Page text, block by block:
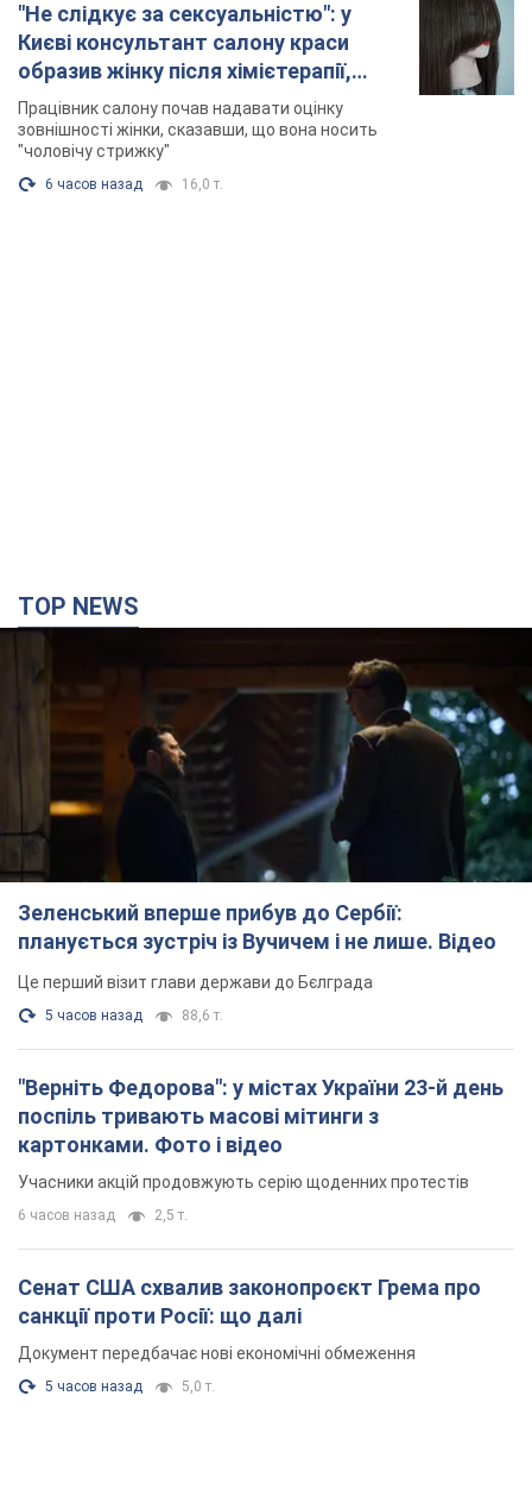
"Не слідкує за сексуальністю": у
Києві консультант салону краси
образив жінку після хімієтерапії,
розгорівся скандал. Фото
Працівник салону почав надавати оцінку
зовнішності жінки, сказавши, що вона носить
"чоловічу стрижку"
6 часов назад 16,0 т.
TOP NEWS
Зеленський вперше прибув до Сербії:
планується зустріч із Вучичем і не лише. Відео
Це перший візит глави держави до Бєлграда
5 часов назад 88,6 т.
"Верніть Федорова": у містах України 23-й день
поспіль тривають масові мітинги з
картонками. Фото і відео
Учасники акцій продовжують серію щоденних протестів
6 часов назад 2,5 т.
Сенат США схвалив законопроєкт Грема про
санкції проти Росії: що далі
Документ передбачає нові економічні обмеження
5 часов назад 5,0 т.